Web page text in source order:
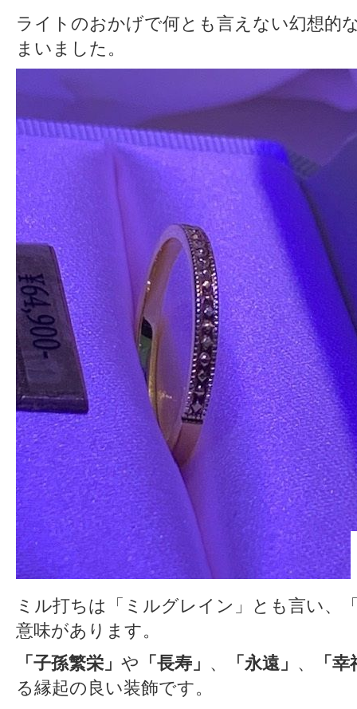
ライトのおかげで何とも言えない幻想的
まいました。
ミル打ちは「ミルグレイン」とも言い、
意味があります。
「子孫繁栄」 や 「長寿」 、 「永遠」 、
「
る縁起の良い装飾です。